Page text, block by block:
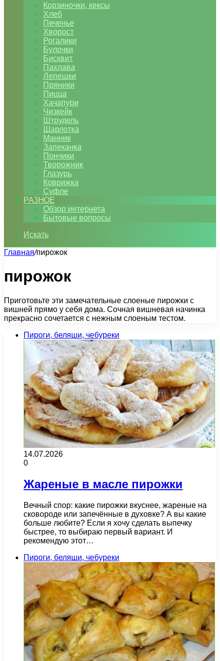
Корзиночки, кексы
Хлеб
Печенье
Хворост
Рогалики
Булочки
Бисквит
Пахлава
Лепешки
Пряники
Пицца
Хачапури
Чизкейк
Штрудель
Шарлотка
Манник
Запеканка
Пончики
Творожник
Глазурь
Коврижка
Суфле
РАЗНОЕ
Обзор интернета
Бытовые вопросы
Искать
Главная/пирожок
пирожок
Приготовьте эти замечательные слоеные пирожки с
вишней прямо у себя дома. Сочная вишневая начинка
прекрасно сочетается с нежным слоеным тестом.
Пироги, беляши, чебуреки
14.07.2026
0
Жареные в масле пирожки
Вечный спор: какие пирожки вкуснее, жареные на
сковороде или запечённые в духовке? А вы какие
больше любите? Если я хочу сделать выпечку
быстрее, то выбираю первый вариант. И
рекомендую этот…
Пироги, беляши, чебуреки